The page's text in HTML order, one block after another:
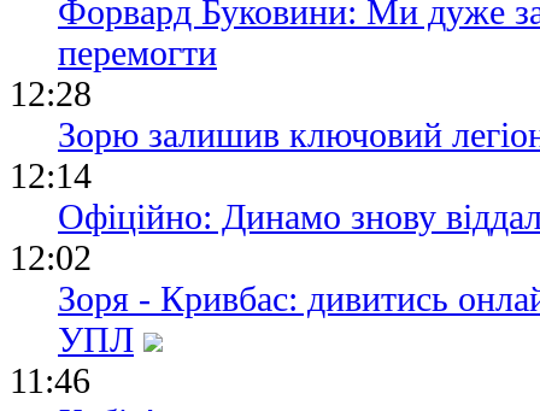
Форвард Буковини: Ми дуже
перемогти
12:28
Зорю залишив ключовий
12:14
Офіційно: Динамо знову
12:02
Зоря - Кривбас: дивитись
УПЛ
11:46